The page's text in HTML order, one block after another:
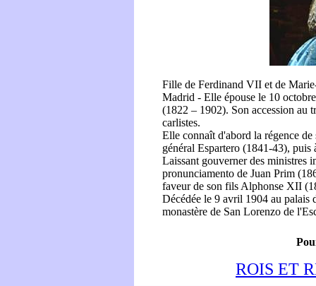
Fille de Ferdinand VII et de
Madrid - Elle épouse le 10
(1822 – 1902). Son accession au
carlistes.
Elle connaît d'abord la régence
général Espartero (1841-43),
Laissant gouverner des ministres
pronunciamento de Juan Prim
faveur de son fils Alphonse XII
Décédée le 9 avril 1904 au palais
monastère de San Lorenzo de
ROIS ET